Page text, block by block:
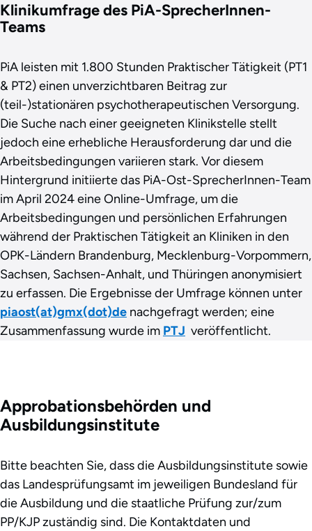
Klinikumfrage des PiA-SprecherInnen-
Teams
PiA leisten mit 1.800 Stunden Praktischer Tätigkeit (PT1
& PT2) einen unverzichtbaren Beitrag zur
(teil-)stationären psychotherapeutischen Versorgung.
Die Suche nach einer geeigneten Klinikstelle stellt
jedoch eine erhebliche Herausforderung dar und die
Arbeitsbedingungen variieren stark. Vor diesem
Hintergrund initiierte das PiA-Ost-SprecherInnen-Team
im April 2024 eine Online-Umfrage, um die
Arbeitsbedingungen und persönlichen Erfahrungen
während der Praktischen Tätigkeit an Kliniken in den
OPK-Ländern Brandenburg, Mecklenburg-Vorpommern,
Sachsen, Sachsen-Anhalt, und Thüringen anonymisiert
zu erfassen. Die Ergebnisse der Umfrage können unter
piaost(at)gmx(dot)de nachgefragt werden; eine
Zusammenfassung wurde im PTJ veröffentlicht.
Approbationsbehörden und
Ausbildungsinstitute
Bitte beachten Sie, dass die Ausbildungsinstitute sowie
das Landesprüfungsamt im jeweiligen Bundesland für
die Ausbildung und die staatliche Prüfung zur/zum
PP/KJP zuständig sind. Die Kontaktdaten und